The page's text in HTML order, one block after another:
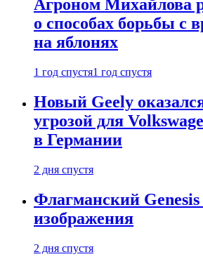
Агроном Михайлова
о способах борьбы с
на яблонях
1 год спустя1 год спустя
Новый Geely
угрозой для
в Германии
2 дня спустя
Флагманский
изображения
2 дня спустя